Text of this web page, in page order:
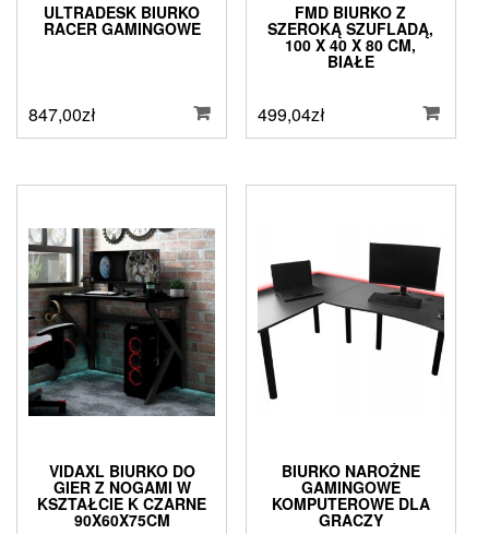
ULTRADESK BIURKO
RACER GAMINGOWE
847,00zł
FMD BIURKO Z
SZEROKĄ SZUFLADĄ,
100 X 40 X 80 CM,
BIAŁE
499,04zł
VIDAXL BIURKO DO
GIER Z NOGAMI W
KSZTAŁCIE K CZARNE
90X60X75CM
BIURKO NAROŻNE
GAMINGOWE
KOMPUTEROWE DLA
GRACZY